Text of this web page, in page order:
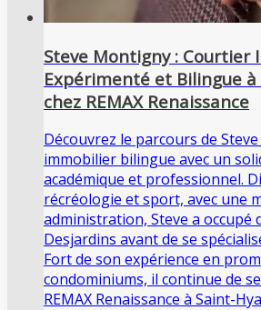
Steve Montigny : Courtier
Expérimenté et Bilingue
chez REMAX Renaissance
Découvrez le parcours de
immobilier bilingue avec un
académique et professionnel.
récréologie et sport, avec une
administration, Steve a occupé
Desjardins avant de se
Fort de son expérience en
condominiums, il continue de
REMAX Renaissance à Saint-